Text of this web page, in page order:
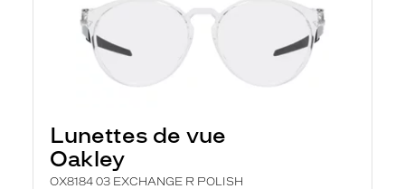
Lunettes de vue
Oakley
OX8184 03 EXCHANGE R POLISH